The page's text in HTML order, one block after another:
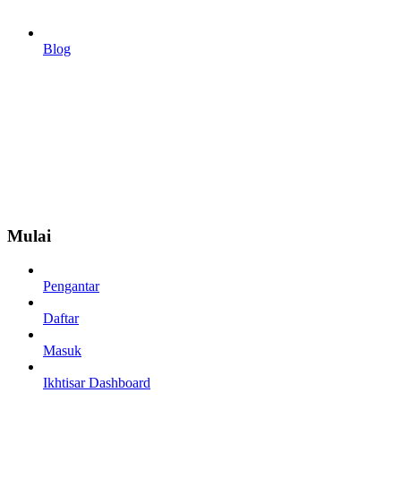
Blog
Mulai
Pengantar
Daftar
Masuk
Ikhtisar Dashboard